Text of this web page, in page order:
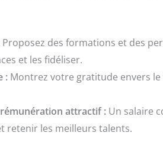
Proposez des formations et des
et les fidéliser.
:Montrez votre gratitude envers
attractif :Un salaire
retenir les meilleurs talents.